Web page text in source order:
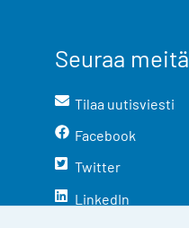
Seuraa meitä
Tilaa uutisviesti
Facebook
Twitter
LinkedIn